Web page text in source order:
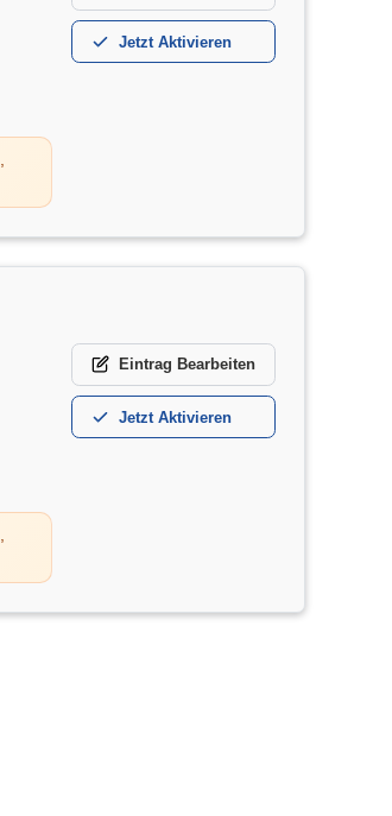
Jetzt Aktivieren
Eintrag Bearbeiten
Jetzt Aktivieren